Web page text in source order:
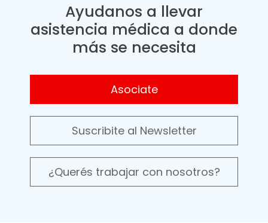
Ayudanos a llevar
asistencia médica a donde
más se necesita
Asociate
Suscribite al Newsletter
¿Querés trabajar con nosotros?